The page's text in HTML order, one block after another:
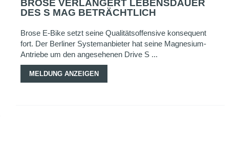
BROSE VERLÄNGERT LEBENSDAUER
DES S MAG BETRÄCHTLICH
Brose E-Bike setzt seine Qualitätsoffensive konsequent
fort. Der Berliner Systemanbieter hat seine Magnesium-
Antriebe um den angesehenen Drive S ...
MELDUNG ANZEIGEN